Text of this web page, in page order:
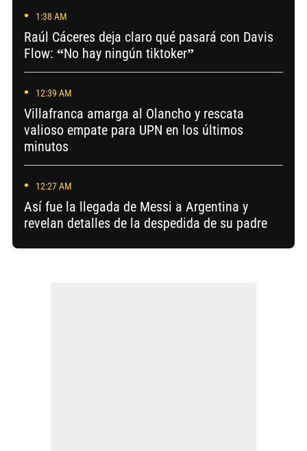
1:38 AM
Raúl Cáceres deja claro qué pasará con Davis
Flow: “No hay ningún tiktoker”
12:39 AM
Villafranca amarga al Olancho y rescata
valioso empate para UPN en los últimos
minutos
12:27 AM
Así fue la llegada de Messi a Argentina y
revelan detalles de la despedida de su padre